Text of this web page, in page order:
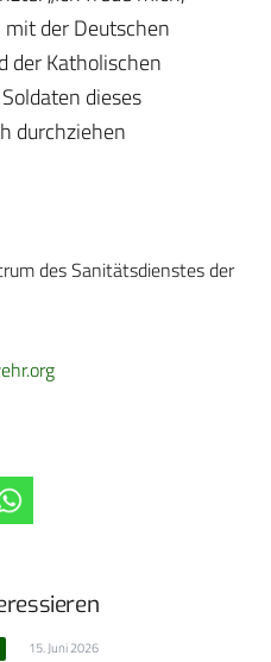
der Deutschen
der Katholischen
dieses
durchziehen
des Sanitätsdienstes der
15. Juni 2026